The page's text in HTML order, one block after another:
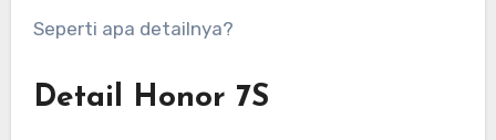
Seperti apa detailnya?
Detail Honor 7S